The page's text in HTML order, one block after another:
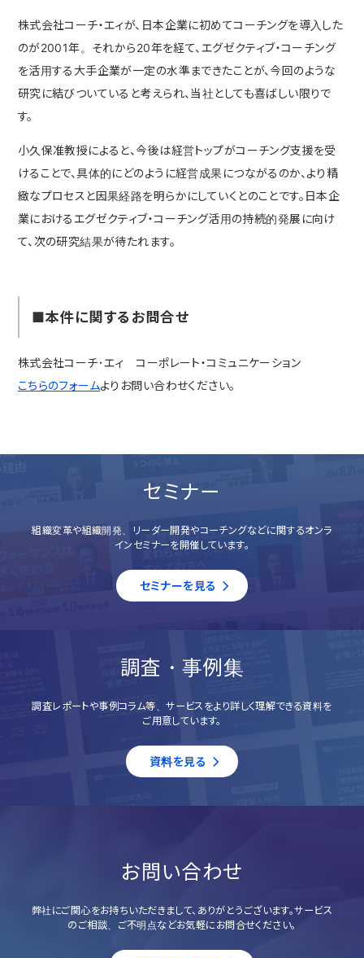
株式会社コーチ・エィが、日本企業に初めてコーチングを導入した
のが2001年。それから20年を経て、エグゼクティブ・コーチング
を活用する大手企業が一定の水準まできたことが、今回のような
研究に結びついていると考えられ、当社としても喜ばしい限りで
す。
小久保准教授によると、今後は経営トップがコーチング支援を受
けることで、具体的にどのように経営成果につながるのか、より精
緻なプロセスと因果経路を明らかにしていくとのことです。日本企
業におけるエグゼクティブ・コーチング活用の持続的発展に向け
て、次の研究結果が待たれます。
■本件に関するお問合せ
株式会社コーチ･エィ コーポレート・コミュニケーション
こちらのフォームよりお問い合わせください。
セミナー
組織変革や組織開発、リーダー開発やコーチングなどに関するオンラ
インセミナーを開催しています。
セミナーを見る
調査・事例集
調査レポートや事例コラム等、サービスをより詳しく理解できる資料を
ご用意しています。
資料を見る
お問い合わせ
弊社にご関心をお持ちいただきまして、ありがとうございます。サービス
のご相談、ご不明点などお気軽にお問合せください。